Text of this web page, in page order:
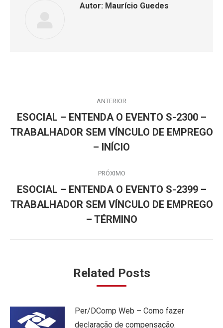
Autor: Maurício Guedes
de
post:
ANTERIOR
Post
anterior:
ESOCIAL – ENTENDA O EVENTO S-2300 –
TRABALHADOR SEM VÍNCULO DE EMPREGO
– INÍCIO
PRÓXIMO
Próximo
post:
ESOCIAL – ENTENDA O EVENTO S-2399 –
TRABALHADOR SEM VÍNCULO DE EMPREGO
– TÉRMINO
Related Posts
Per/DComp Web – Como fazer
declaração de compensação.